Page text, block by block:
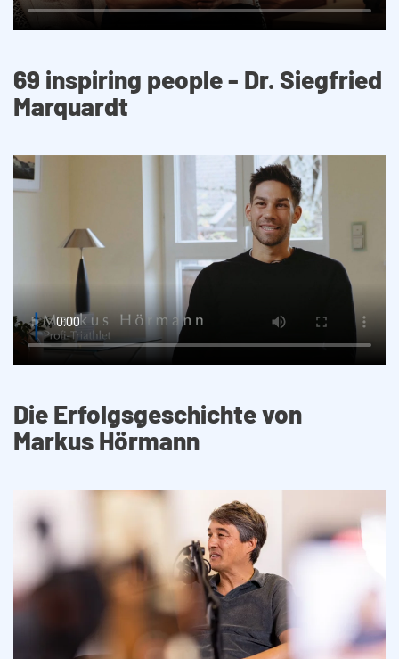
69 inspiring people - Dr. Siegfried
Marquardt
Die Erfolgsgeschichte von
Markus Hörmann